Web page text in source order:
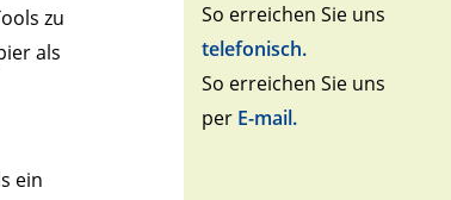
zu
als
ein
So erreichen Sie uns
telefonisch.
So erreichen Sie uns
per E-mail.